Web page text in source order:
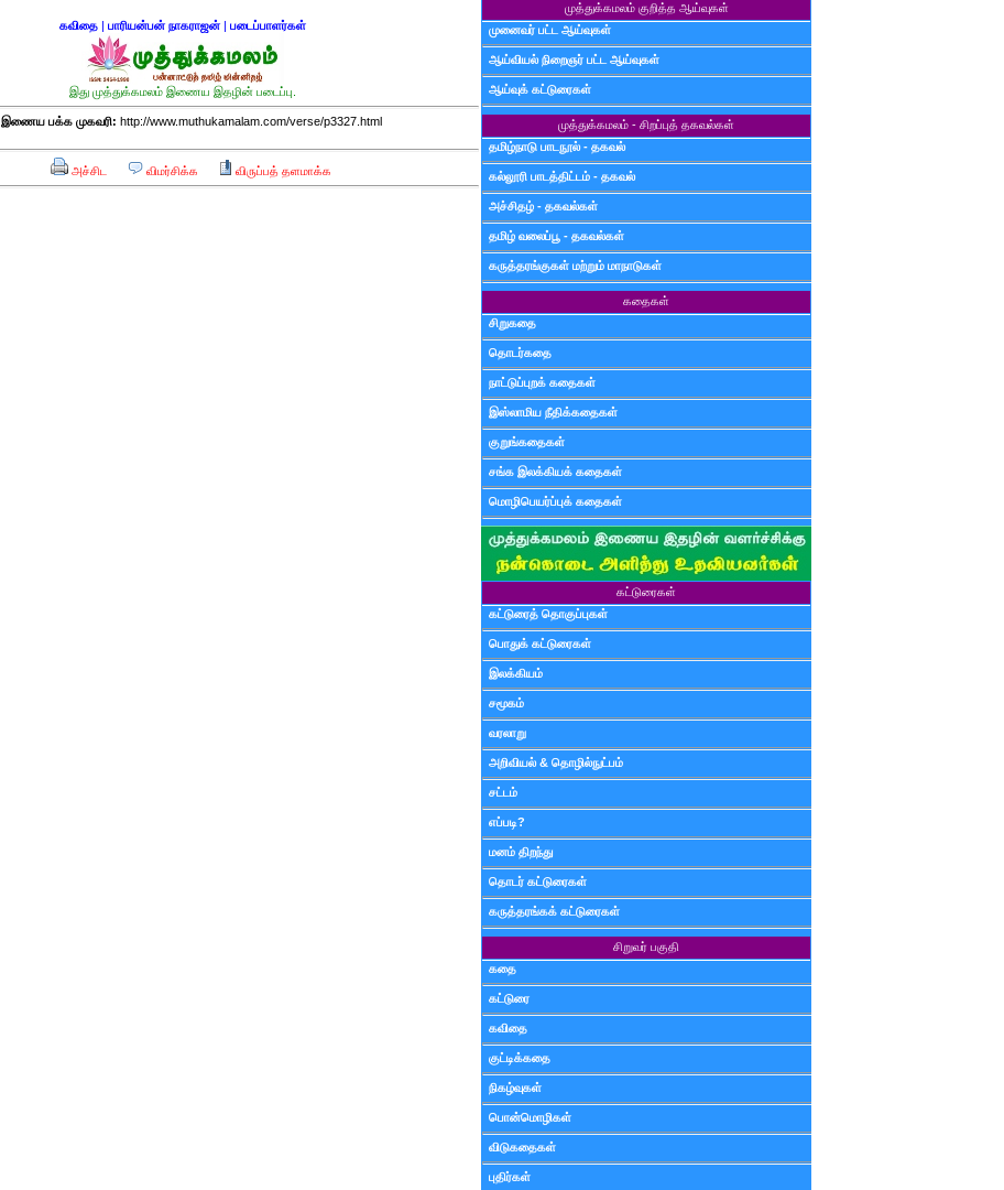
கவிதை| பாரியன்பன் நாகராஜன்| படைப்பாளர்கள்
இது முத்துக்கமலம் இணைய இதழின் படைப்பு.
இணைய பக்க முகவரி: http://www.muthukamalam.com/verse/p3327.html
அச்சிட விமர்சிக்க விருப்பத் தளமாக்க
முத்துக்கமலம் குறித்த ஆய்வுகள்
முனைவர் பட்ட ஆய்வுகள்
ஆய்வியல் நிறைஞர் பட்ட ஆய்வுகள்
ஆய்வுக் கட்டுரைகள்
முத்துக்கமலம் - சிறப்புத் தகவல்கள்
தமிழ்நாடு பாடநூல் - தகவல்
கல்லூரி பாடத்திட்டம் - தகவல்
அச்சிதழ் - தகவல்கள்
தமிழ் வலைப்பூ - தகவல்கள்
கருத்தரங்குகள் மற்றும் மாநாடுகள்
கதைகள்
சிறுகதை
தொடர்கதை
நாட்டுப்புறக் கதைகள்
இஸ்லாமிய நீதிக்கதைகள்
குறுங்கதைகள்
சங்க இலக்கியக் கதைகள்
மொழிபெயர்ப்புக் கதைகள்
கட்டுரைகள்
கட்டுரைத் தொகுப்புகள்
பொதுக் கட்டுரைகள்
இலக்கியம்
சமூகம்
வரலாறு
அறிவியல் & தொழில்நுட்பம்
சட்டம்
எப்படி?
மனம் திறந்து
தொடர் கட்டுரைகள்
கருத்தரங்கக் கட்டுரைகள்
சிறுவர் பகுதி
கதை
கட்டுரை
கவிதை
குட்டிக்கதை
நிகழ்வுகள்
பொன்மொழிகள்
விடுகதைகள்
புதிர்கள்